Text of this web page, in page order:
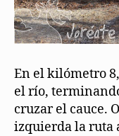
En el kilómetro
el río,
cruzar el cauce.
izquierda la ruta